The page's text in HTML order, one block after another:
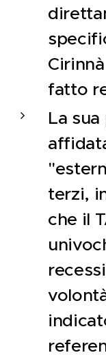
fatto
La
terzi,
che il